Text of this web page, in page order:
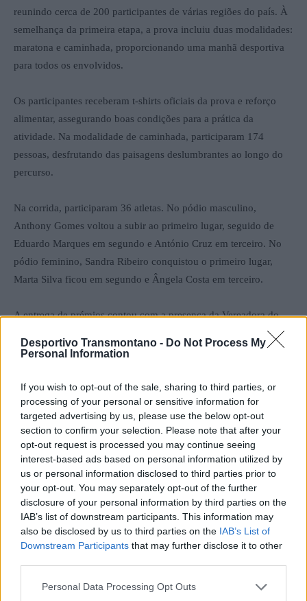
Desportivo Transmontano - Do Not Process My
Personal Information
If you wish to opt-out of the sale, sharing to third parties, or
processing of your personal or sensitive information for
targeted advertising by us, please use the below opt-out
section to confirm your selection. Please note that after your
opt-out request is processed you may continue seeing
interest-based ads based on personal information utilized by
us or personal information disclosed to third parties prior to
your opt-out. You may separately opt-out of the further
disclosure of your personal information by third parties on the
IAB’s list of downstream participants. This information may
also be disclosed by us to third parties on the IAB’s List of
Downstream Participants that may further disclose it to other
Personal Data Processing Opt Outs
reunindo cerca de 200 participantes de várias regiões do país. À
semelhança da primeira etapa, a prova incluiu duas modalidades:
maratona e caminhada, proporcionando uma manhã desportiva
para todos os envolvidos.
Os participantes receberam t-shirts oficiais da prova e reforço
alimentar, assegurando boas condições para a prática da
atividade. Na modalidade de caminhada, participaram 174
pessoas, desfrutando das paisagens deslumbrantes ao longo do
percurso.
Na corrida, participaram 36 atletas. No pódio masculino,
Anthony Gomes voltou a subir ao primeiro lugar, seguido de
Eduardo Marques em segundo e António Cruz em terceiro. No
pódio feminino, Sandra Ribeiro conquistou o primeiro lugar,
Marta Silva ficou em segundo e Ângela Costa em terceiro.
A entrega de prémios contou com a presença da Vereadora do
Freguesia de Canedo e do padrinho da iniciativa. A vereadora
valorizar o concelho, sublinhando o orgulho pelo talento local
evidenciado pelos atletas do concelho presentes no pódio.
O evento terminou com um momento de confraternização entre
os participantes, marcado pelo convívio e boa disposição, com a
oferta de carnes grelhadas no pão.
A próxima edição da iniciativa terá lugar na freguesia de Santa
Marinha, no dia 26 de abril. O evento é organizado pela Câmara
Municipal de Ribeira de Pena, com o apoio das Juntas de
Freguesia de Cerva e Limões, Santa Marinha, Canedo, Alvadia e
Salvador e Santo Aleixo de Além-Tâmega.